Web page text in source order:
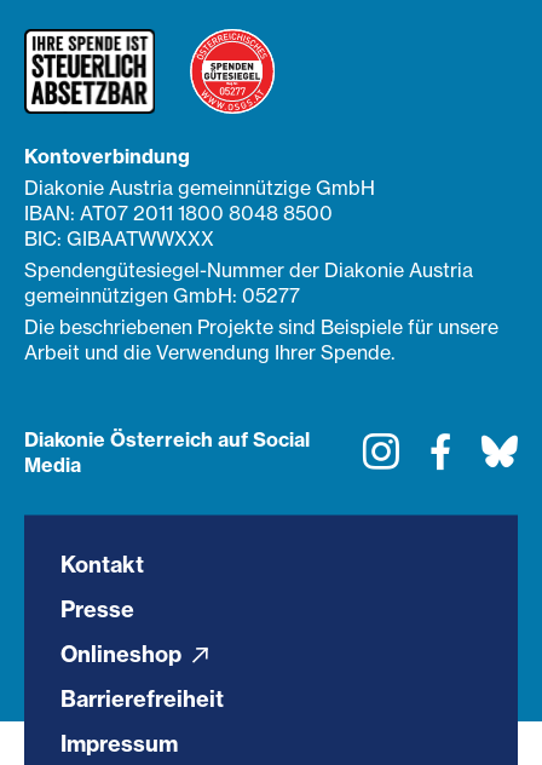
Kontoverbindung
Diakonie Austria gemeinnützige GmbH
IBAN: AT07 2011 1800 8048 8500
BIC: GIBAATWWXXX
Spendengütesiegel-Nummer der Diakonie Austria
gemeinnützigen GmbH: 05277
Die beschriebenen Projekte sind Beispiele für unsere
Arbeit und die Verwendung Ihrer Spende.
Diakonie Österreich auf Social
Media
Instagram
Kontakt
Presse
Onlineshop
Barrierefreiheit
Impressum